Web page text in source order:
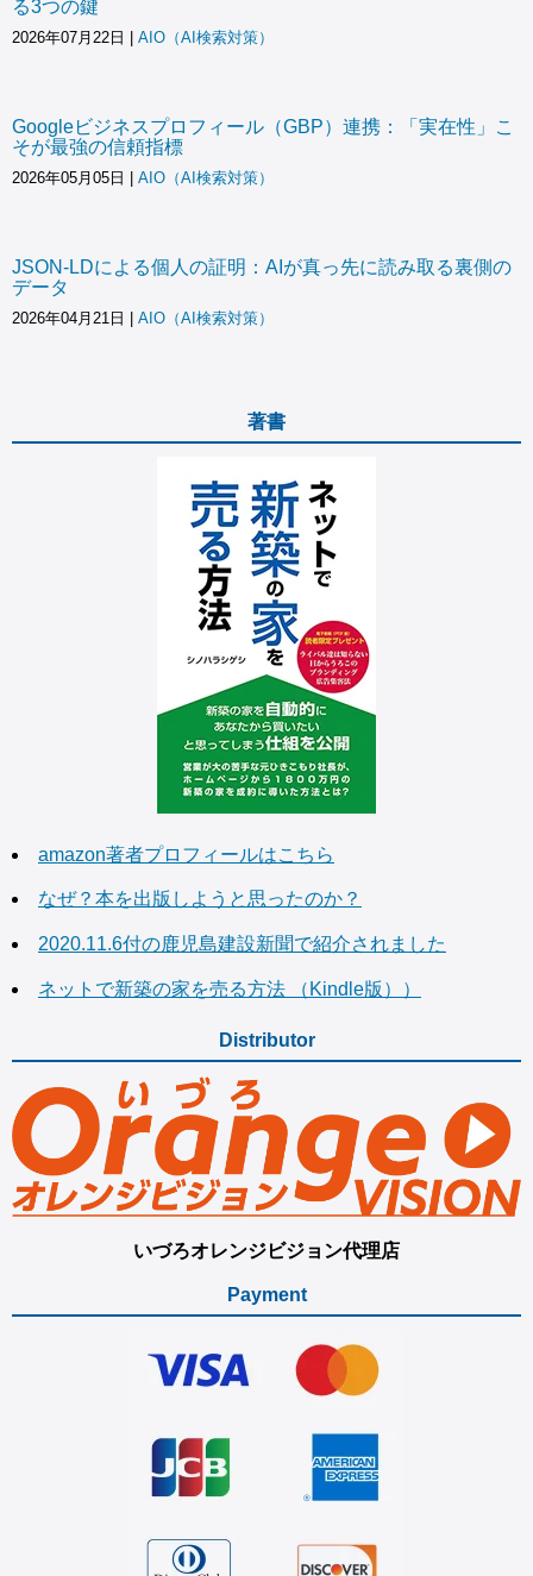
る3つの鍵
2026年07月22日 AIO（AI検索対策）
Googleビジネスプロフィール（GBP）連携：「実在性」こ
そが最強の信頼指標
2026年05月05日 AIO（AI検索対策）
JSON-LDによる個人の証明：AIが真っ先に読み取る裏側の
データ
2026年04月21日 AIO（AI検索対策）
著書
amazon著者プロフィールはこちら
なぜ？本を出版しようと思ったのか？
2020.11.6付の鹿児島建設新聞で紹介されました
ネットで新築の家を売る方法 （Kindle版））
Distributor
いづろオレンジビジョン代理店
Payment